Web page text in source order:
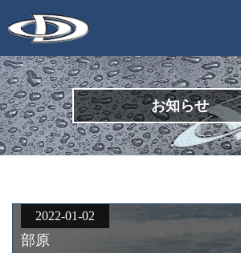
お知らせ
2022-01-02
部原